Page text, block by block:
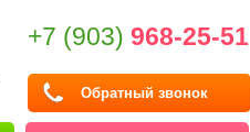
+7 (903) 968-25-51
Обратный звонок